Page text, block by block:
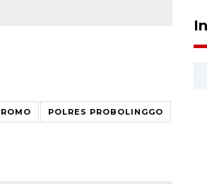
POLRES PROBOLINGGO